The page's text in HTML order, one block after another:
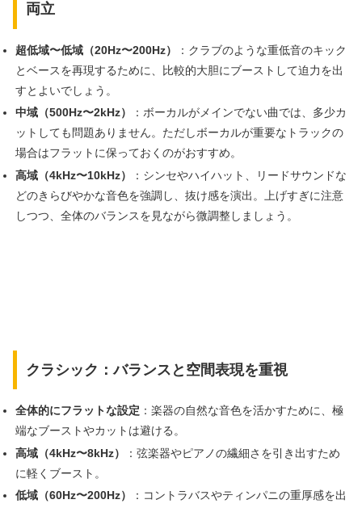
両立
超低域〜低域（20Hz〜200Hz）
：クラブのような重低音のキック
とベースを再現するために、比較的大胆にブーストして迫力を出
すとよいでしょう。
中域（500Hz〜2kHz）
：ボーカルがメインでない曲では、多少カ
ットしても問題ありません。ただしボーカルが重要なトラックの
場合はフラットに保っておくのがおすすめ。
高域（4kHz〜10kHz）
：シンセやハイハット、リードサウンドな
どのきらびやかな音色を強調し、抜け感を演出。上げすぎに注意
しつつ、全体のバランスを見ながら微調整しましょう。
クラシック：バランスと空間表現を重視
全体的にフラットな設定 ：楽器の自然な音色を活かすために、極
端なブーストやカットは避ける。
高域（4kHz〜8kHz）
：弦楽器やピアノの繊細さを引き出すため
に軽くブースト。
低域（60Hz〜200Hz）
：コントラバスやティンパニの重厚感を出